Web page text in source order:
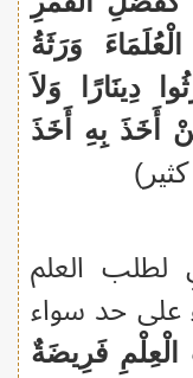
وَرَثَةُ
دِينَارًا وَلاَ
أَخَذَ بِهِ أَخَذَ
لطلب العلم
على حد سواء
فَرِيضَةٌ